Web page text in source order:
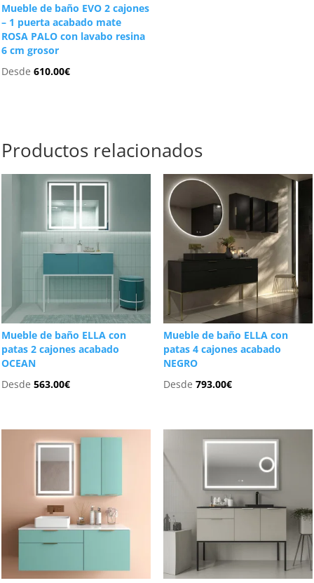
Mueble de baño EVO 2 cajones
– 1 puerta acabado mate
ROSA PALO con lavabo resina
6 cm grosor
Desde610.00€
Productos relacionados
Mueble de baño ELLA con
patas 2 cajones acabado
OCEAN
Desde563.00€
Mueble de baño ELLA con
patas 4 cajones acabado
NEGRO
Desde 793.00€